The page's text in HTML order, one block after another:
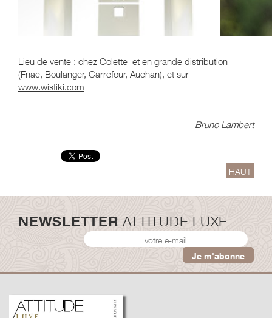
Lieu de vente : chez Colette et en grande distribution
(Fnac, Boulanger, Carrefour, Auchan), et sur
www.wistiki.com
Bruno Lambert
HAUT
NEWSLETTER ATTITUDE LUXE